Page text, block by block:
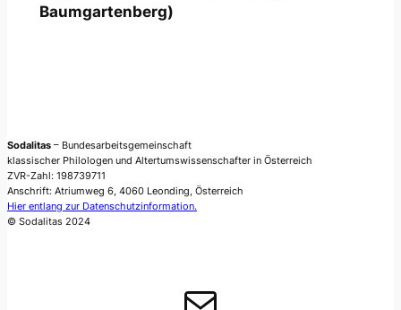
Baumgartenberg)
Sodalitas – Bundesarbeitsgemeinschaft
klassischer Philologen und Altertumswissenschafter in Österreich
ZVR-Zahl: 198739711
Anschrift: Atriumweg 6, 4060 Leonding, Österreich
Hier entlang zur Datenschutzinformation.
© Sodalitas 2024